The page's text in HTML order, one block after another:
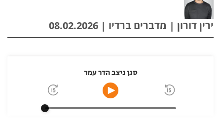
ירין דורון | מדברים ברדיו | 08.02.2026
סגן ניצב הדר עמר